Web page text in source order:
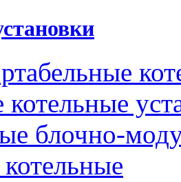
котельные
блочно-